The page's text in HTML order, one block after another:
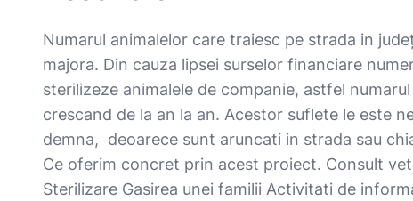
Numarul animalelor care traiesc pe strada in
majora. Din cauza lipsei surselor financiare
sterilizeze animalele de companie, astfel
crescand de la an la an. Acestor suflete le este
demna, deoarece sunt aruncati in strada sau
Ce oferim concret prin acest proiect. Consult
Sterilizare Gasirea unei familii Activitati de